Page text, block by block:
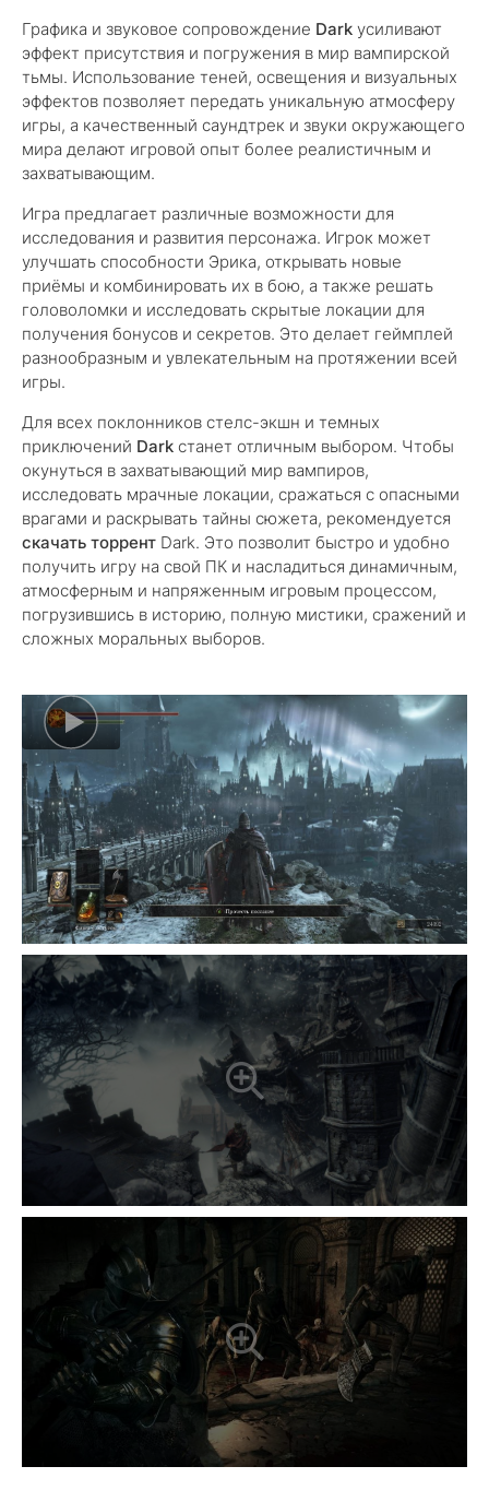
Графика и звуковое сопровождение Dark усиливают
эффект присутствия и погружения в мир вампирской
тьмы. Использование теней, освещения и визуальных
эффектов позволяет передать уникальную атмосферу
игры, а качественный саундтрек и звуки окружающего
мира делают игровой опыт более реалистичным и
захватывающим.
Игра предлагает различные возможности для
исследования и развития персонажа. Игрок может
улучшать способности Эрика, открывать новые
приёмы и комбинировать их в бою, а также решать
головоломки и исследовать скрытые локации для
получения бонусов и секретов. Это делает геймплей
разнообразным и увлекательным на протяжении всей
игры.
Для всех поклонников стелс-экшн и темных
приключений Dark станет отличным выбором. Чтобы
окунуться в захватывающий мир вампиров,
исследовать мрачные локации, сражаться с опасными
врагами и раскрывать тайны сюжета, рекомендуется
скачать торрент Dark. Это позволит быстро и удобно
получить игру на свой ПК и насладиться динамичным,
атмосферным и напряженным игровым процессом,
погрузившись в историю, полную мистики, сражений и
сложных моральных выборов.